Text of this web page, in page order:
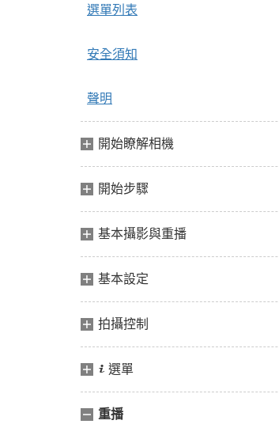
選單列表
安全須知
聲明
開始瞭解相機
開始步驟
基本攝影與重播
基本設定
拍攝控制
i 選單
重播